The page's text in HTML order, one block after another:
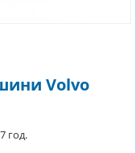
Volvo
год.